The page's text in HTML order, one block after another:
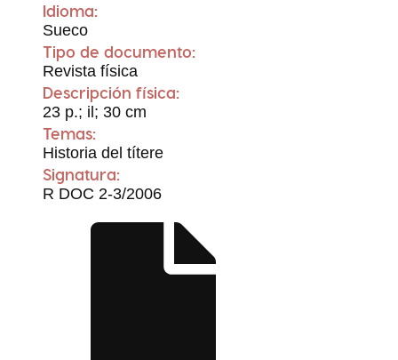
Idioma:
Sueco
Tipo de documento:
Revista física
Descripción física:
23 p.; il; 30 cm
Temas:
Historia del títere
Signatura:
R DOC 2-3/2006